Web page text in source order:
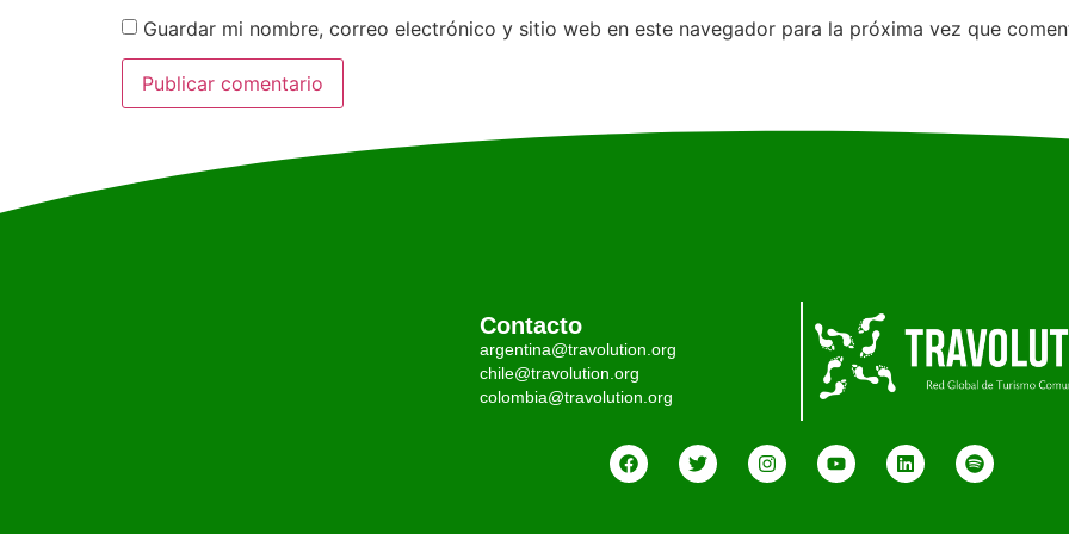
Guardar mi nombre, correo electrónico y sitio web en este navegador para la próxima vez que
Contacto
argentina@travolution.org
chile@travolution.org
colombia@travolution.org